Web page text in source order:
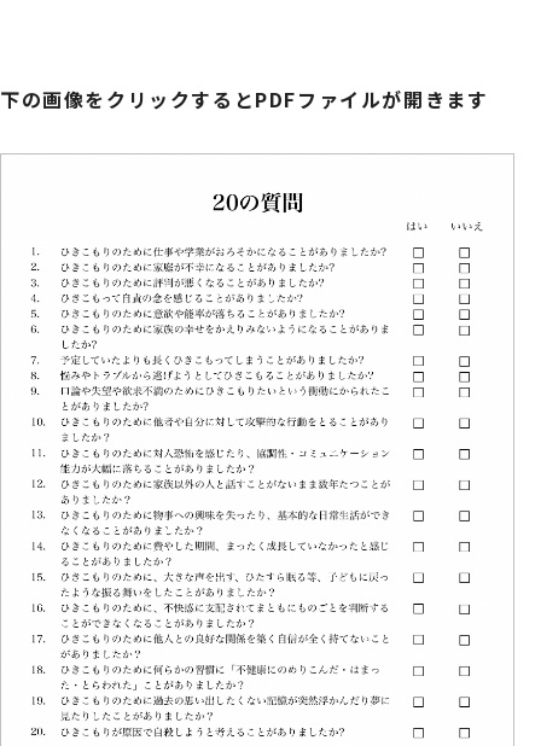
下の画像をクリックするとPDFファイルが開きます